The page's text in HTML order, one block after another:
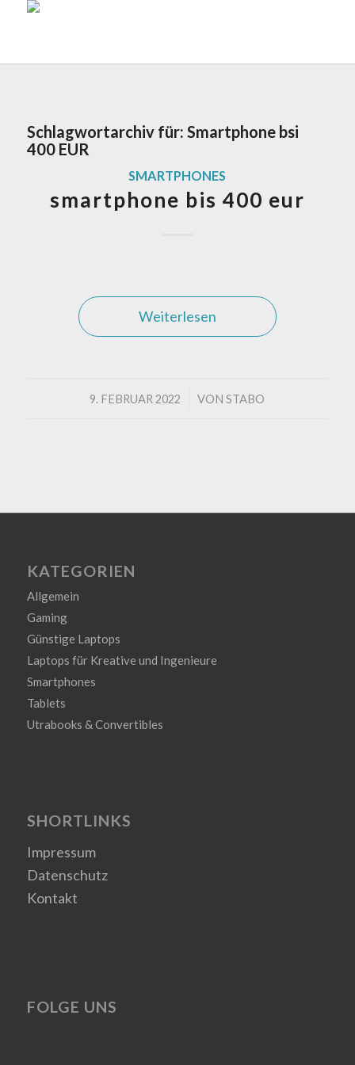
Schlagwortarchiv für: Smartphone bsi
400 EUR
SMARTPHONES
smartphone bis 400 eur
Weiterlesen
9. FEBRUAR 2022
/ VONSTABO
KATEGORIEN
Allgemein
Gaming
Günstige Laptops
Laptops für Kreative und Ingenieure
Smartphones
Tablets
Utrabooks & Convertibles
SHORTLINKS
Impressum
Datenschutz
Kontakt
FOLGE UNS